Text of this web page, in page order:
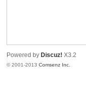
Powered by Discuz! X3.2
© 2001-2013Comsenz Inc.